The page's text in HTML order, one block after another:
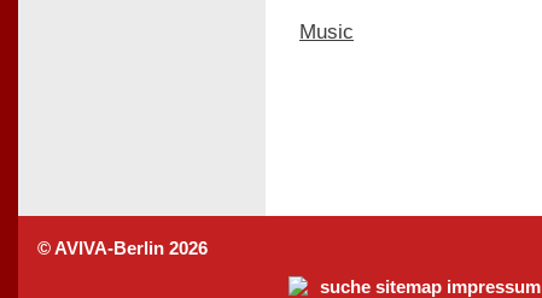
Music
© AVIVA-Berlin 2026
suche sitemap impressum